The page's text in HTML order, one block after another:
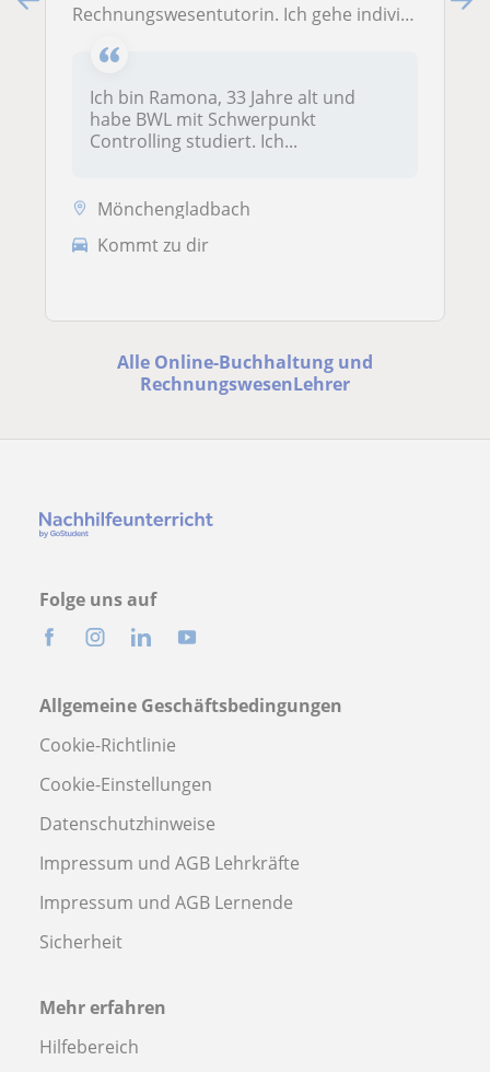
Rechnungswesentutorin. Ich gehe individuell auf deine Lernziele und deinen aktuellen Wissensstand ein
Ich bin Ramona, 33 Jahre alt und
habe BWL mit Schwerpunkt
Controlling studiert. Ich...
Mönchengladbach
Kommt zu dir
Alle Online-Buchhaltung und
RechnungswesenLehrer
Folge uns auf
Allgemeine Geschäftsbedingungen
Cookie-Richtlinie
Cookie-Einstellungen
Datenschutzhinweise
Impressum und AGB Lehrkräfte
Impressum und AGB Lernende
Sicherheit
Mehr erfahren
Hilfebereich